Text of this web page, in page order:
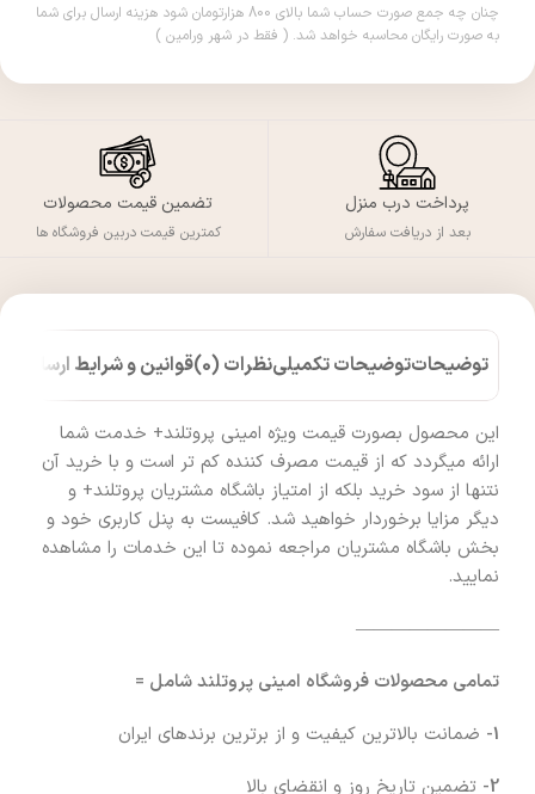
چنان چه جمع صورت حساب شما بالای 800 هزارتومان شود هزینه ارسال برای شما
به صورت رایگان محاسبه خواهد شد. ( فقط در شهر ورامین )
پرداخت درب منزل
بعد از دریافت سفارش
تضمین قیمت محصولات
کمترین قیمت دربین فروشگاه ها
توضیحاتتوضیحات تکمیلینظرات (0) قوانین و شرایط ارسال
این محصول بصورت قیمت ویژه امینی پروتلند+ خدمت شما
ارائه میگردد که از قیمت مصرف کننده کم تر است و با خرید آن
نتنها از سود خرید بلکه از امتیاز باشگاه مشتریان پروتلند+ و
دیگر مزایا برخوردار خواهید شد. کافیست به پنل کاربری خود و
بخش باشگاه مشتریان مراجعه نموده تا این خدمات را مشاهده
نمایید.
————————
تمامی محصولات فروشگاه امینی پروتلند شامل =
1- ضمانت بالاترین کیفیت و از برترین برندهای ایران
2- تضمین تاریخ روز و انقضای بالا